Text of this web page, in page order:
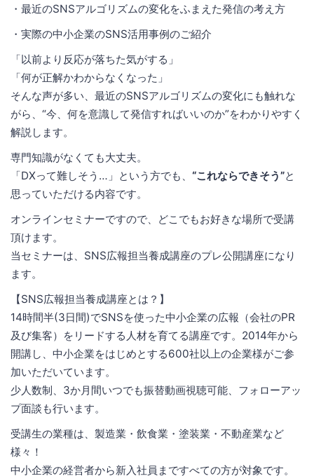
・最近のSNSアルゴリズムの変化をふまえた発信の考え方
・実際の中小企業のSNS活用事例のご紹介
「以前より反応が落ちた気がする」
「何が正解かわからなくなった」
そんな声が多い、最近のSNSアルゴリズムの変化にも触れな
がら、“今、何を意識して発信すればいいのか”をわかりやすく
解説します。
専門知識がなくても大丈夫。
「DXって難しそう…」という方でも、 “これならできそう”と
思っていただける内容です。
オンラインセミナーですので、どこでもお好きな場所で受講
頂けます。
当セミナーは、SNS広報担当養成講座のプレ公開講座になり
ます。
【SNS広報担当養成講座とは？】
14時間半(3日間)でSNSを使った中小企業の広報（会社のPR
及び集客）をリードする人材を育てる講座です。2014年から
開講し、中小企業をはじめとする600社以上の企業様がご参
加いただいています。
少人数制、3か月間いつでも振替動画視聴可能、フォローアッ
プ面談も行います。
受講生の業種は、製造業・飲食業・塗装業・不動産業など
様々！
中小企業の経営者から新入社員まですべての方が対象です。